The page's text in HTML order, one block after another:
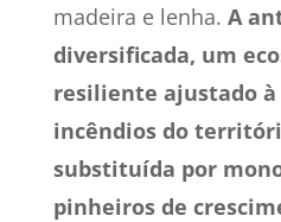
madeira e lenha. A
diversificada, um
resiliente ajustado
incêndios do
substituída por
pinheiros de